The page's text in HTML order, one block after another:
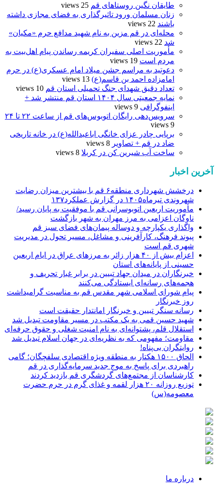
طایقان نگین روستاهای قم 25 views
زنان مسلمان ورود تاثیرگذاری به فضای مجازی داشته
باشند 22 views
محله‌ای در قم مزین به نام شهید مدافع حرم «مکیان»
شد 22 views
مأموریت اصلی سفیران کریمه رساندن پیام اهل‌بیت به
مردم است 19 views
دعوتید به مراسم جشن میلاد امام عسکری(ع) در حرم
امامزاده احمد بن قاسم(ع) 13 views
تعداد دقیق شهدای جنگ تحمیلی استان قم 10 views
نمایه جمعیتی سال ۱۴۰۴ استان قم منتشر شد +
اینفوگرافی 9 views
سرویس‌دهی رایگان اتوبوس‌های قم از ساعت ۲۲ تا ۲۴
9 views
برپایی چادر عزای خانگی اباعبدالله(ع) در خانه تاریخی
ضاد در قم + تصاویر 8 views
ساخت آب شیرین کن در کربلا 8 views
آخرین اخبار
درخشش شهرداری منطقه۶ قم با بیشترین میزان رضایت
شهروندی تیرماه۱۴۰۵ در گزارش عملکرد۱۳۷
مأموریت اربعین اتوبوسرانی قم با موفقیت به پایان رسید/
ناوگان اعزامی به مرز مهران به شهر بازگشت
واگذاری یکپارچه و دوساله پیمان‌های فضای سبز قم
پیوند فرهنگ، کارآفرینی و مشاغل، مسیر تحول در مدیریت
شهری قم است
اعزام بیش از ۴۰ هزار زائر به مرزهای عراق در ایام اربعین
حسینی از پایانه‌های استان
خبرنگاران در میدان جهاد تبیین در برابر غبار تحریف و
هجمه‌های رسانه‌ای ایستادگی می‌کنند
پیام شورای اسلامی شهر مقدس قم به مناسبت گرامیداشت
روز خبرنگار
رسانه سنگر تبیین و خبرنگار امانتدار حقیقت است
شهید حسین قمی به یک مکتب در مسیر مقاومت تبدیل شد
استقلال قلم، پشتوانه‌ای به نام امنیت شغلی و حقوق حرفه‌ای
مقاومت؛ مفهومی که به نظریه‌ای در جهان اسلام تبدیل شد
روایتگران بی‌پناه!
الحاق ۱۵۰۰ هکتار به منطقه ویژه اقتصادی سلفچگان؛ گامی
راهبردی برای پاسخ به موج جدید سرمایه‌گذاری در قم
کارشناسان از مجتمع‌های گردشگری قم بازدید کردند
توزیع روزانه ۲۰ هزار لقمه و غذای گرم در حرم حضرت
معصومه(س)
درباره ما